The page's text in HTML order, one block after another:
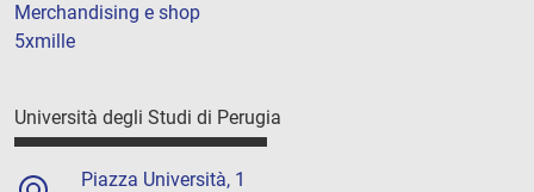
Merchandising e shop
5xmille
Università degli Studi di Perugia
Piazza Università, 1